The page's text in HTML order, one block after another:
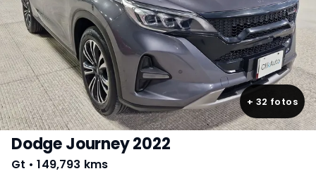
+ 32 fotos
Dodge Journey 2022
Gt • 149,793 kms